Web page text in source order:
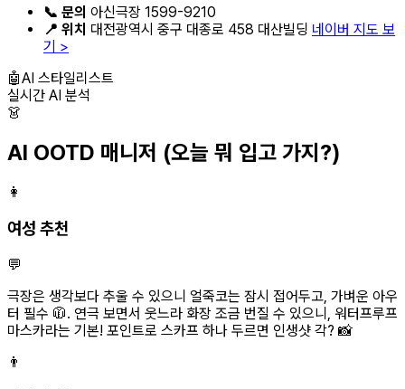
📞 문의 아신극장 1599-9210
📍 위치 대전광역시 중구 대종로 458 대산빌딩 네이버 지도 보
기 >
🤖AI 스타일리스트
실시간 AI 분석
👗
AI OOTD 매니저 (오늘 뭐 입고 가지?)
👩
여성 추천
💬
극장은 생각보다 추울 수 있으니 얼죽코는 잠시 접어두고, 가벼운 아우
터 필수 🧥. 연극 보면서 웃느라 화장 조금 번질 수 있으니, 워터프루프
마스카라는 기본! 포인트로 스카프 하나 두르면 인생샷 각? 📸
👨